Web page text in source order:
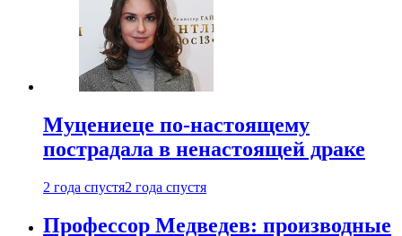
Муцениеце по-настоящему
пострадала в ненастоящей драке
2 года спустя2 года спустя
Профессор Медведев: производные